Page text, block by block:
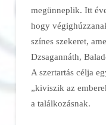
megünneplik. Itt
hogy
színes szekeret,
Dzsagannáth,
A szertartás célja
„kiviszik az
a találkozásnak.